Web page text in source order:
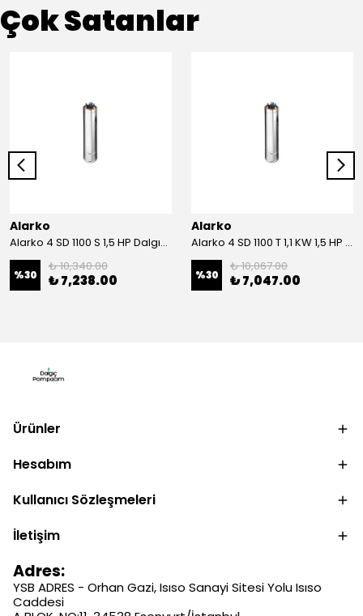
Çok Satanlar
Alarko
Alarko 4 SD 1100 S 1,5 HP Dalgıç Motor
%30
₺ 10,340.00
₺ 7,238.00
Alarko
Alarko 4 SD 1100 T 1,1 KW 1,5 HP Dalgıç Motor
%30
₺ 10,067.00
₺ 7,047.00
Ürünler
Hesabım
Kullanıcı Sözleşmeleri
İletişim
Adres:
YSB ADRES - Orhan Gazi, Isıso Sanayi Sitesi Yolu Isıso
Caddesi